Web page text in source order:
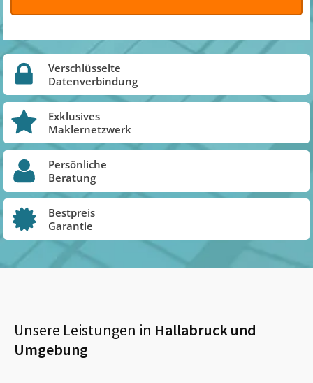
Verschlüsselte
Datenverbindung
Exklusives
Maklernetzwerk
Persönliche
Beratung
Bestpreis
Garantie
Unsere Leistungen in Hallabruckund
Umgebung